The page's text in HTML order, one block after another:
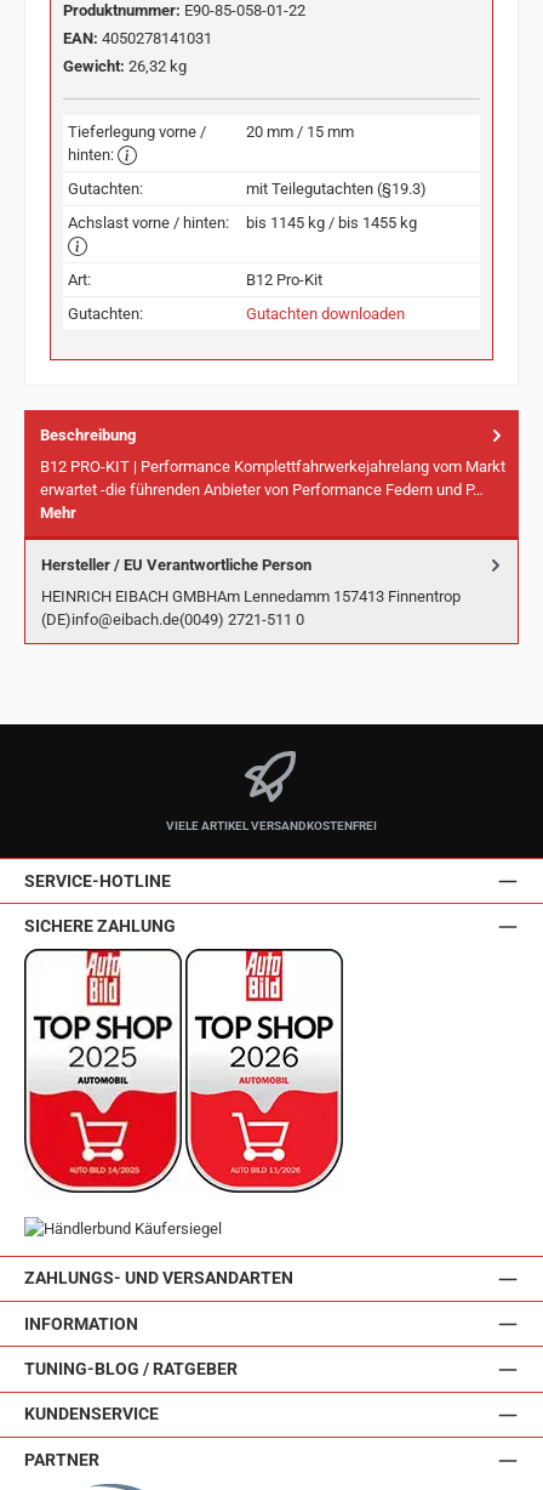
Produktnummer: E90-85-058-01-22
EAN: 4050278141031
Gewicht: 26,32 kg
Tieferlegung vorne /
hinten:
20 mm / 15 mm
Gutachten:
mit Teilegutachten (§19.3)
Achslast vorne / hinten:
bis 1145 kg / bis 1455 kg
Art:
B12 Pro-Kit
Gutachten:
Gutachten downloaden
Beschreibung
B12 PRO-KIT | Performance Komplettfahrwerkejahrelang vom Markt
erwartet -die führenden Anbieter von Performance Federn und P…
Mehr
Hersteller / EU Verantwortliche Person
HEINRICH EIBACH GMBHAm Lennedamm 157413 Finnentrop
(DE)info@eibach.de(0049) 2721-511 0
VIELE ARTIKEL VERSANDKOSTENFREI
SERVICE-HOTLINE
ZAHLUNGS- UND VERSANDARTEN
INFORMATION
TUNING-BLOG / RATGEBER
KUNDENSERVICE
SICHERE ZAHLUNG
PARTNER